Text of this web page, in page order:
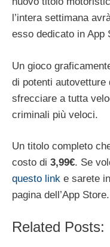
l’intera settimana
esso dedicato in App
Un gioco
di potenti
sfrecciare a tutta
criminali più veloci.
Un titolo completo
costo di 3,99€. Se
questo link e sarete
pagina dell’App Store.
Related Posts: